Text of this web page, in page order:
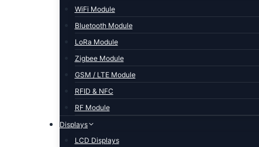
WiFi Module
Bluetooth Module
LoRa Module
Zigbee Module
GSM / LTE Module
RFID & NFC
RF Module
Displays
LCD Displays